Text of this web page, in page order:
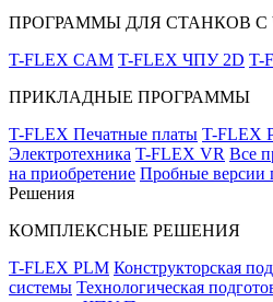
ПРОГРАММЫ ДЛЯ СТАНКОВ С
T-FLEX CAM T-FLEX ЧПУ 2D T-
ПРИКЛАДНЫЕ ПРОГРАММЫ
T-FLEX Печатные платы T-FLEX
Электротехника T-FLEX VR Все
на приобретение Пробные версии
Решения
КОМПЛЕКСНЫЕ РЕШЕНИЯ
T-FLEX PLM Конструкторская
системы Технологическая